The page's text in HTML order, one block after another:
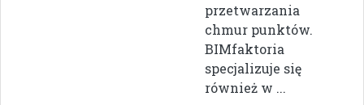
przetwarzania
chmur punktów.
BIMfaktoria
specjalizuje się
również w ...